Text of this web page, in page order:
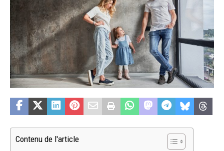
Contenu de l'article